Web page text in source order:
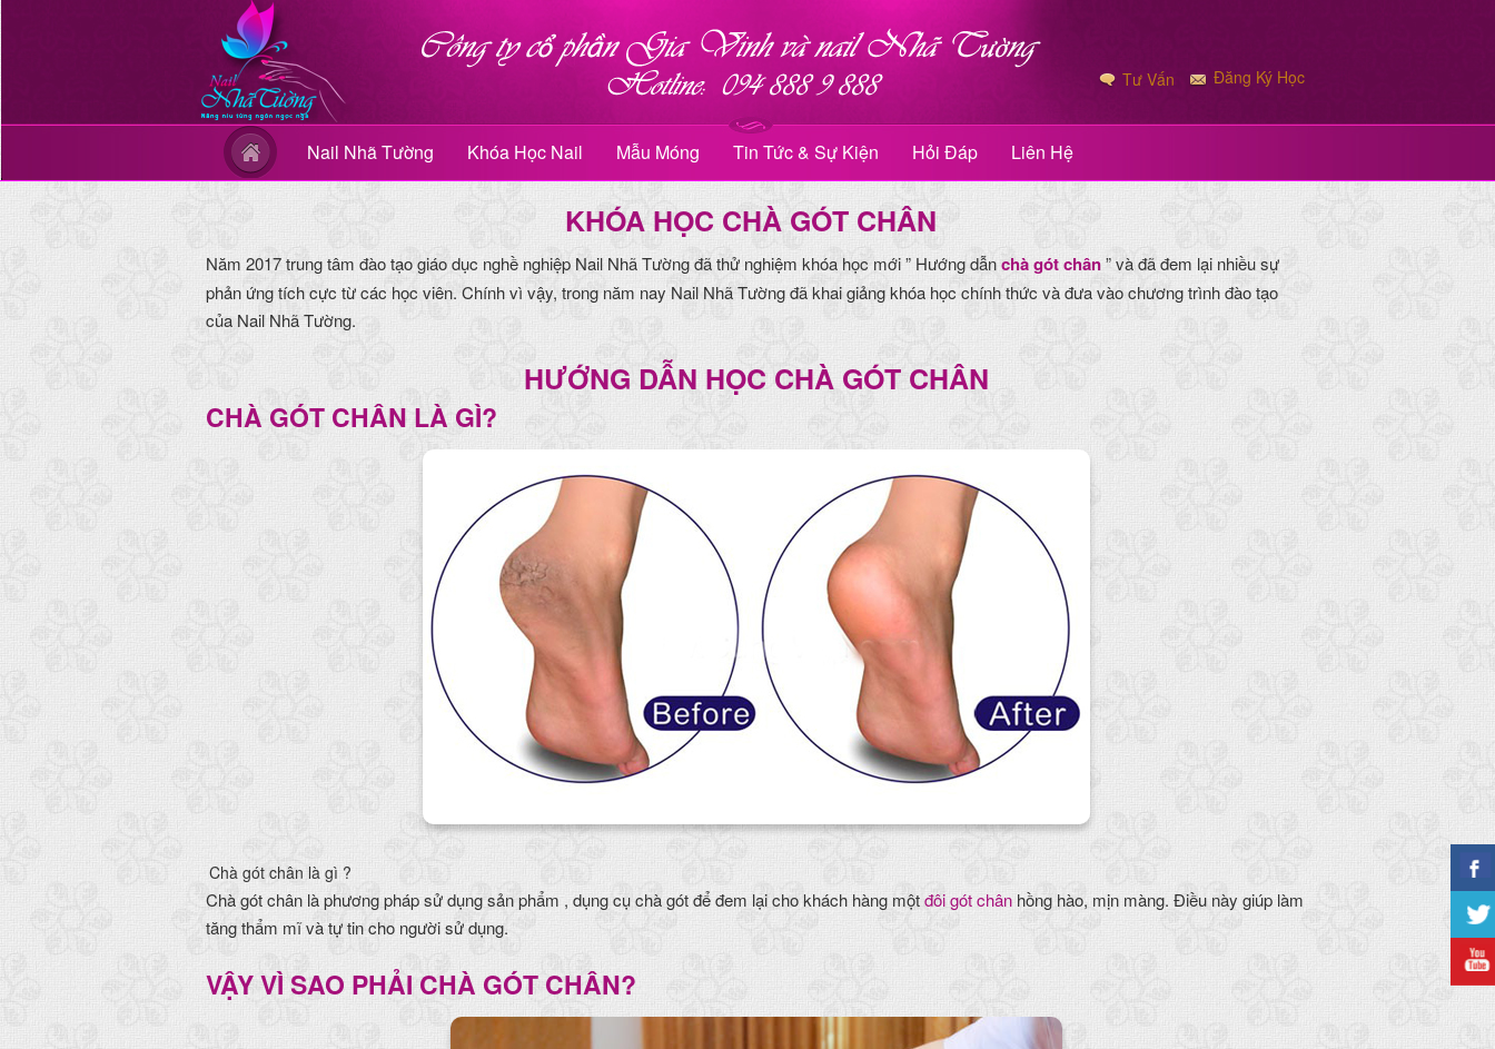
Tư Vấn Đăng Ký Học
Nail Nhã Tường Khóa Học Nail Mẫu Móng Tin Tức & Sự Kiện Hỏi Đáp Liên Hệ
KHÓA HỌC CHÀ GÓT CHÂN
Năm 2017 trung tâm đào tạo giáo dục nghề nghiệp Nail Nhã Tường đã thử nghiệm khóa học mới ” Hướng dẫnchà gót chân” và đã đem lại nhiều sự
phản ứng tích cực từ các học viên. Chính vì vậy, trong năm nay Nail Nhã Tường đã khai giảng khóa học chính thức và đưa vào chương trình đào tạo
của Nail Nhã Tường.
HƯỚNG DẪN HỌC CHÀ GÓT CHÂN
CHÀ GÓT CHÂN LÀ GÌ?
Chà gót chân là gì ?
Chà gót chân là phương pháp sử dụng sản phẩm , dụng cụ chà gót để đem lại cho khách hàng mộtđôi gót chân hồng hào, mịn màng. Điều này giúp làm
tăng thẩm mĩ và tự tin cho người sử dụng.
VẬY VÌ SAO PHẢI CHÀ GÓT CHÂN?